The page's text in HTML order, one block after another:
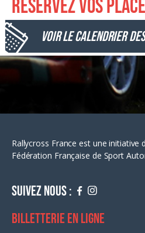
Réservez vos
Voir le calendrier
Rallycross France est une initiative
Fédération Française de Sport
Suivez nous :
Billetterie en ligne